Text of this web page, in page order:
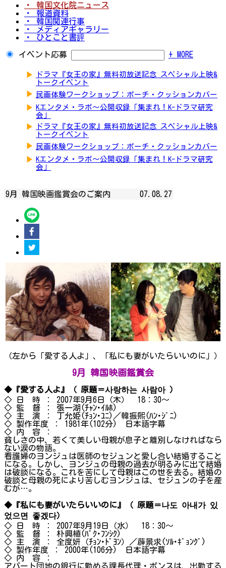
・ 韓国文化院ニュース
・ 報道資料
・ 韓国関連行事
・ メディアギャラリー
・ ひとこと書評
イベント応募 + MORE
▶
ドラマ『女王の家』無料初放送記念 スペシャル上映&
トークイベント
▶ 民画体験ワークショップ：ポーチ・クッションカバー
▶ Kエンタメ・ラボ～公開収録「集まれ！K-ドラマ研究
会」
▶
ドラマ『女王の家』無料初放送記念 スペシャル上映&
トークイベント
▶ 民画体験ワークショップ：ポーチ・クッションカバー
▶ Kエンタメ・ラボ～公開収録「集まれ！K-ドラマ研究
会」
9月 韓国映画鑑賞会のご案内 07.08.27
（左から「愛する人よ」、「私にも妻がいたらいいのに」）
9月 韓国映画鑑賞会
◆『愛する人よ』（ 原題＝사랑하는 사람아 ）
◇ 日 時 ： 2007年9月6日（木） 18：30～
◇ 監 督 ： 張一湖(ﾁｬﾝ･ｲﾙﾎ)
◇ 主 演 ： 丁允姫(ﾁｮﾝ･ﾕﾆ)／韓振煕(ﾊﾝ･ｼﾞﾆ)
◇ 製作年度 ： 1981年(102分) 日本語字幕
◇ 内 容 ：
貧しさの中、若くて美しい母親が息子と離別しなければなら
ない涙の物語。
看護婦のヨンジュは医師のセジュンと愛し合い結婚すること
になる。しかし、ヨンジュの母親の過去が明るみに出て結婚
は破談になる。これを苦にして母親はこの世を去る。結婚の
破談と母親の死により苦しむヨンジュは、セジュンの子を産
むが…。
◆『私にも妻がいたらいいのに』（ 原題＝나도 아내가 있
었으면 좋겠다）
◇ 日 時 ： 2007年9月19日（水） 18：30～
◇ 監 督 ： 朴興植(ﾊﾟｸ･ﾌﾝｼｸ)
◇ 主 演 ： 全度妍（ﾁｮﾝ･ﾄﾞﾖﾝ）／薜景求(ｿﾙ･ｷﾞｮﾝｸﾞ)
◇ 製作年度 ： 2000年(106分) 日本語字幕
◇ 内 容 ：
アパート団地の銀行に勤める課長代理・ボンスは、出勤する